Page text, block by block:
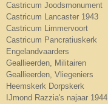
Castricum Joodsmonument
Castricum Lancaster 1943
Castricum Limmervoort
Castricum Pancratiuskerk
Engelandvaarders
Geallieerden, Militairen
Geallieerden, Vliegeniers
Heemskerk Dorpskerk
IJmond Razzia's najaar 1944